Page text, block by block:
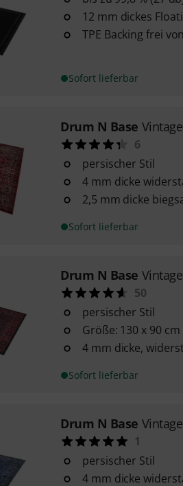
12 mm dickes
TPE Backing frei
Sofort lieferbar
Drum N Base
6
persischer Stil
4 mm dicke
2,5 mm dicke
Sofort lieferbar
Drum N Base
50
persischer Stil
Größe: 130 x 90 cm
4 mm dicke,
Sofort lieferbar
Drum N Base
1
persischer Stil
4 mm dicke